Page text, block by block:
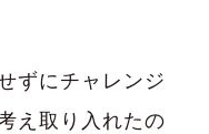
ずにチャレンジ
え取り入れたの